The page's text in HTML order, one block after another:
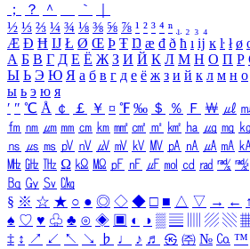
；
？ ＾ ｀
½ ⅓ ⅔ ¼ ¾ ⅛ ⅜ ⅝ ⅞ ¹ ² ³ ⁴ ⁿ ₁ ₂ ₃ ₄
Æ Ð Ħ Ĳ Ł Ø Œ Þ Ŧ Ŋ æ đ ð ħ ı ĳ ĸ ŀ ł ø
А Б В Г Д Е Ё Ж З И Й К Л М Н О П Р
Ы Ь Э Ю Я а б в г д е ё ж з и й к л м н о
ы ь э ю я
′ ″ ℃ Å ￠ ￡ ￥ ¤ ℉ ‰ ＄ ％ Ｆ ￦ ㎕
㎙ ㎚ ㎛ ㎜ ㎝ ㎞ ㎟ ㎠ ㎡ ㎢ ㏊ ㎍ ㎎ ㎏
㎱ ㎲ ㎳ ㎴ ㎵ ㎶ ㎷ ㎸ ㎹ ㎀ ㎁ ㎂ ㎃
㎒ ㎓ ㎔ Ω ㏀ ㏁ ㎊ ㎋ ㎌ ㏖ ㏅ ㎭ ㎮ ㎯
㏃ ㏉ ㏜ ㏆
§ ※ ☆ ★ ○ ● ◎ ◇ ◆ □ ■ △ ▽ → ← ↑
♠ ♡ ♥ ♧ ♣ ⊙ ◈ ▣ ◐ ◑ ▒ ▤ ▨ ▧
‡ ↕ ↗ ↙ ↖ ↘ ♭ ♩ ♪ ♬ ㉿ ㈜ № ㏇ ™